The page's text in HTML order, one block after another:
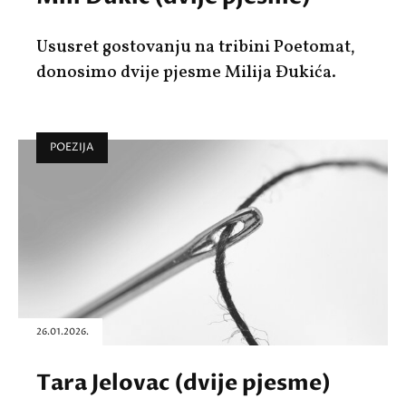
Ususret gostovanju na tribini Poetomat,
donosimo dvije pjesme Milija Đukića.
POEZIJA
26.01.2026.
Tara Jelovac (dvije pjesme)